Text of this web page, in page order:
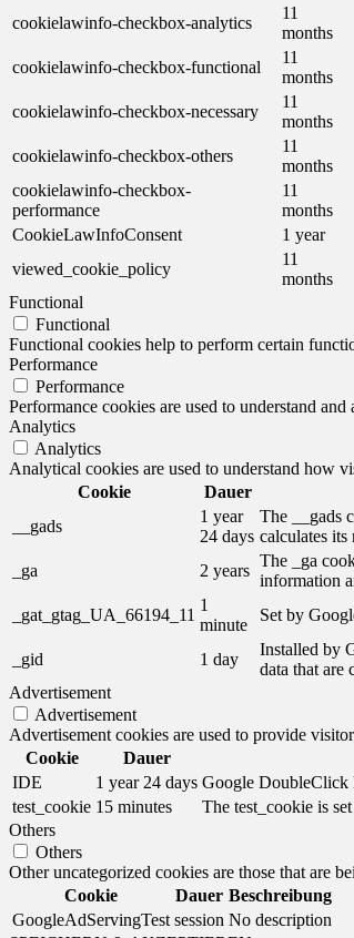
cookielawinfo-checkbox-analytics
11
months
cookielawinfo-checkbox-functional
11
months
cookielawinfo-checkbox-necessary
11
months
cookielawinfo-checkbox-others
11
months
cookielawinfo-checkbox-
performance
11
months
CookieLawInfoConsent
1 year
viewed_cookie_policy
11
months
Functional
Functional
Functional cookies help to perform certain
Performance
Performance
Performance cookies are used to understand
Analytics
Analytics
Analytical cookies are used to understand how
Cookie
Dauer
__gads
1 year
24 days
The __gads
calculates
_ga
2 years
The _ga
information
_gat_gtag_UA_66194_11
1
minute
Set by
_gid 1 day
Installed by
data that are
Advertisement
Advertisement
Advertisement cookies are used to provide
Cookie
Dauer
IDE
1 year 24 days Google DoubleClick
test_cookie 15 minutes
The test_cookie is
Others
Others
Other uncategorized cookies are those that are
Cookie
Dauer Beschreibung
GoogleAdServingTest session No description